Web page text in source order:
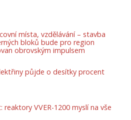
místa, vzdělávání – stavba
bloků bude pro region
obrovským impulsem
půjde o desítky procent
reaktory VVER-1200 myslí na vše